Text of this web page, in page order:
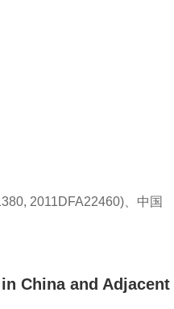
2011DFA22460)、中国
China and Adjacent